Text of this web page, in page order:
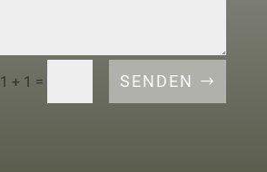
1 + 1 = SENDEN